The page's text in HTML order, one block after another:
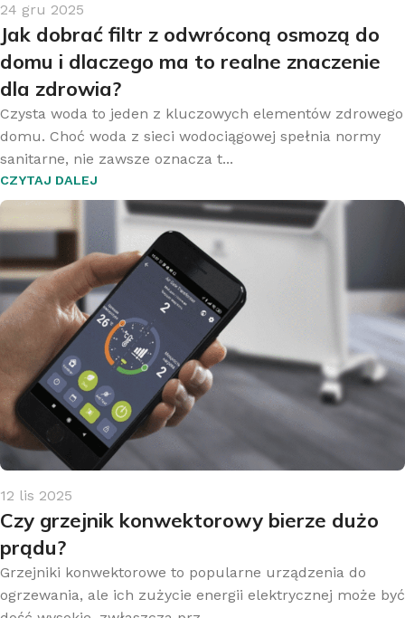
24 gru 2025
Jak dobrać filtr z odwróconą osmozą do
domu i dlaczego ma to realne znaczenie
dla zdrowia?
Czysta woda to jeden z kluczowych elementów zdrowego
domu. Choć woda z sieci wodociągowej spełnia normy
sanitarne, nie zawsze oznacza t...
CZYTAJ DALEJ
12 lis 2025
Czy grzejnik konwektorowy bierze dużo
prądu?
Grzejniki konwektorowe to popularne urządzenia do
ogrzewania, ale ich zużycie energii elektrycznej może być